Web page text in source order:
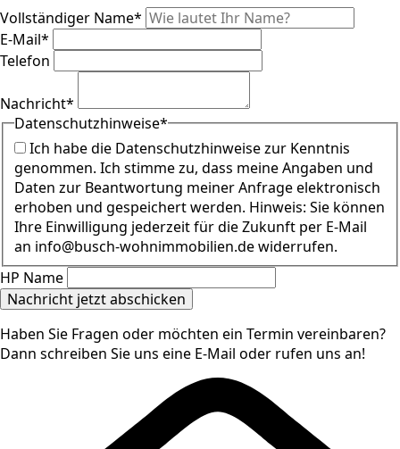
Vollständiger Name*
E-Mail*
Telefon
Nachricht*
Datenschutzhinweise*
Ich habe die Datenschutzhinweise zur Kenntnis
genommen. Ich stimme zu, dass meine Angaben und
Daten zur Beantwortung meiner Anfrage elektronisch
erhoben und gespeichert werden. Hinweis: Sie können
Ihre Einwilligung jederzeit für die Zukunft per E-Mail
an info@busch-wohnimmobilien.de widerrufen.
HP Name
Nachricht jetzt abschicken
Haben Sie Fragen oder möchten ein Termin vereinbaren?
Dann schreiben Sie uns eine E-Mail oder rufen uns an!